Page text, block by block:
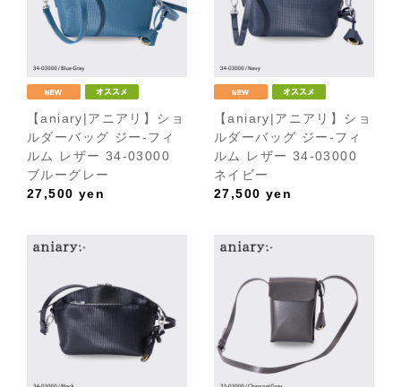
【aniary|アニアリ】ショ
ルダーバッグ ジー-フィ
ルム レザー 34-03000
ブルーグレー
27,500 yen
【aniary|アニアリ】ショ
ルダーバッグ ジー-フィ
ルム レザー 34-03000
ネイビー
27,500 yen